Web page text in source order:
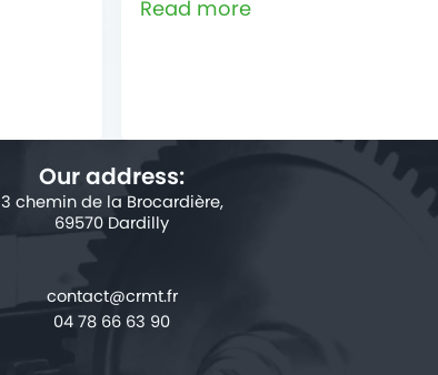
Read more
Our address:
3 chemin de la Brocardière,
69570 Dardilly
04 78 66 63 90